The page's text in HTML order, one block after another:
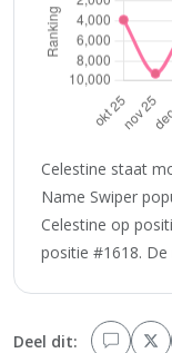
Celestine staat
Name Swiper
Celestine op
positie #1618.
Deel dit: